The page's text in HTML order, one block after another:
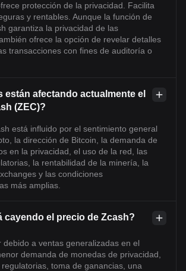
protección de la privacidad. Facilita
y rentables. Aunque la función de
garantiza la privacidad de las
ofrece la opción de revelar detalles
transacciones con fines de auditoría o
están afectando actualmente el
(ZEC)?
está influido por el sentimiento general
la dirección de Bitcoin, la demanda de
en la privacidad, el uso de la red, las
la rentabilidad de la minería, la
y las condiciones
más amplias.
cayendo el precio de Zcash?
debido a ventas generalizadas en el
demanda de monedas de privacidad,
toma de ganancias, una